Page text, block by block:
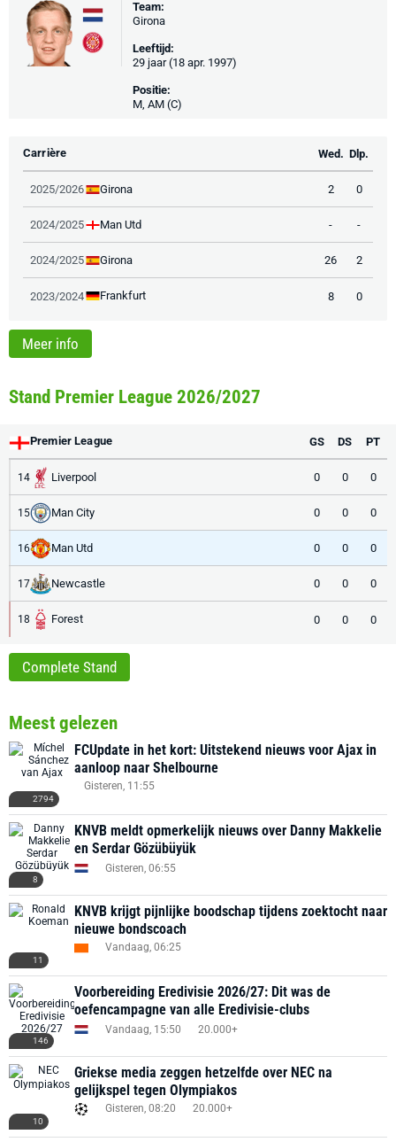
Team:
Girona
Leeftijd:
29 jaar (18 apr. 1997)
Positie:
M, AM (C)
Carrière Wed. Dlp.
2025/2026 Girona 2 0
2024/2025 Man Utd - -
2024/2025 Girona 26 2
2023/2024 Frankfurt 8 0
Meer info
Stand Premier League 2026/2027
Premier League GS DS PT
14 Liverpool 0 0 0
15 Man City 0 0 0
16 Man Utd 0 0 0
17 Newcastle 0 0 0
18 Forest 0 0 0
Complete Stand
Meest gelezen
2794
FCUpdate in het kort: Uitstekend nieuws voor Ajax in
aanloop naar Shelbourne
Gisteren, 11:55
8
KNVB meldt opmerkelijk nieuws over Danny Makkelie
en Serdar Gözübüyük
Gisteren, 06:55
11
KNVB krijgt pijnlijke boodschap tijdens zoektocht naar
nieuwe bondscoach
Vandaag, 06:25
146
Voorbereiding Eredivisie 2026/27: Dit was de
oefencampagne van alle Eredivisie-clubs
Vandaag, 15:50 20.000+
10
Griekse media zeggen hetzelfde over NEC na
gelijkspel tegen Olympiakos
Gisteren, 08:20 20.000+